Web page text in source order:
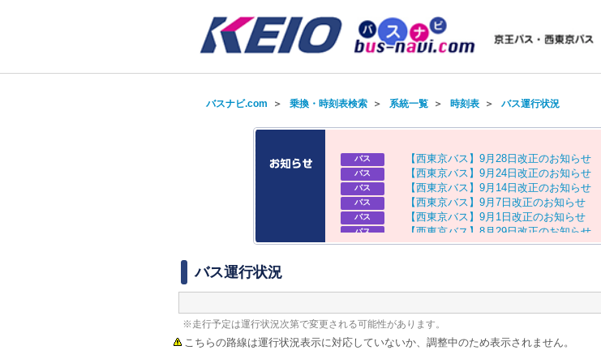
バスナビ.com ＞ 乗換・時刻表検索＞ 系統一覧＞ 時刻表＞ バス運行状況
バス 【西東京バス 】 9月 28 日 改正のお知 らせ
バス 【西東京バス 】 9月 24 日 改正のお知 らせ
バス 【西東京バス 】 9月 14 日 改正のお知 らせ
バス 【西東京バス 】 9月 7 日 改正のお知 らせ
バス 【西東京バス 】 9月 1 日 改正のお知 らせ
バス 【西東京バス 】 8 月 29日改正のお知 らせ
バス 【京王バス】お盆ダイヤのお知らせ
バス運行状況
※走行予定は運行状況次第で変更される可能性があります。
こちらの路線は運行状況表示に対応していないか、調整中のため表示されません。